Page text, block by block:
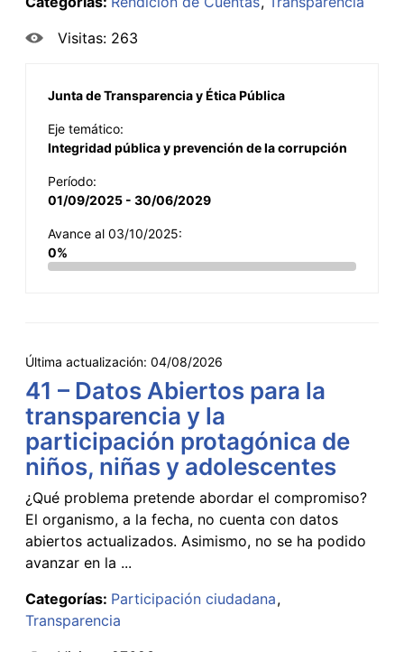
Visitas: 263
Junta de Transparencia y Ética Pública
Eje temático:
Integridad pública y prevención de la corrupción
Período:
01/09/2025 - 30/06/2029
Avance al 03/10/2025:
0%
Última actualización: 04/08/2026
41 – Datos Abiertos para la
transparencia y la
participación protagónica de
niños, niñas y adolescentes
¿Qué problema pretende abordar el compromiso?
El organismo, a la fecha, no cuenta con datos
abiertos actualizados. Asimismo, no se ha podido
avanzar en la ...
Categorías: Participación ciudadana
Transparencia